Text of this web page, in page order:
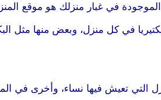
في غبار منزلك هو موقع
في كل منزل، وبعض منها مثل
التي تعيش فيها نساء، وأخرى في